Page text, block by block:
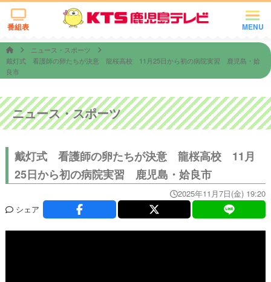
MENU
番組表
ニュース・スポーツ
戴灯式 看護師の卵たちが決意 龍桜高校 11月25日から初の病院実習 鹿児島・姶
良市
ニュース・スポーツ
戴灯式 看護師の卵たちが決意 龍桜高校 11月
25日から初の病院実習 鹿児島・姶良市
2025年11月7日(金) 19:20
シェア